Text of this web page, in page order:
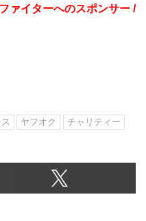
ァイターへのスポンサー /
ヤフオク
チャリティー